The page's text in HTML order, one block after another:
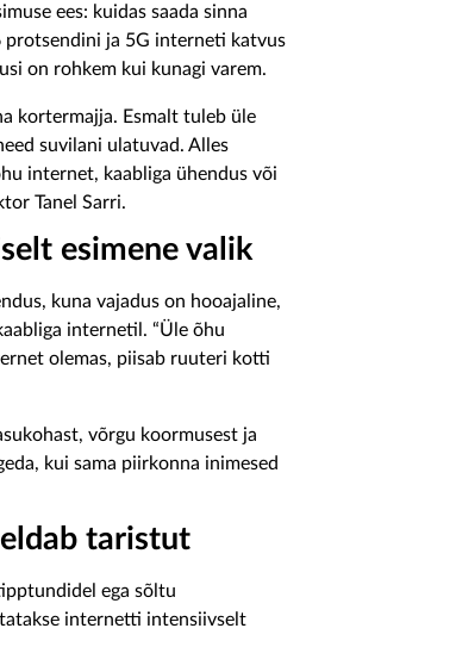
ees: kuidas saada sinna
ja 5G interneti katvus
on rohkem kui kunagi varem.
kortermajja. Esmalt tuleb üle
suvilani ulatuvad. Alles
internet, kaabliga ühendus või
Tanel Sarri.
esimene valik
kuna vajadus on hooajaline,
internetil. “Üle õhu
olemas, piisab ruuteri kotti
võrgu koormusest ja
kui sama piirkonna inimesed
taristut
ega sõltu
internetti intensiivselt